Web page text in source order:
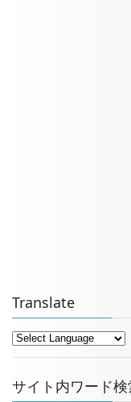
Translate
サイト内ワード検